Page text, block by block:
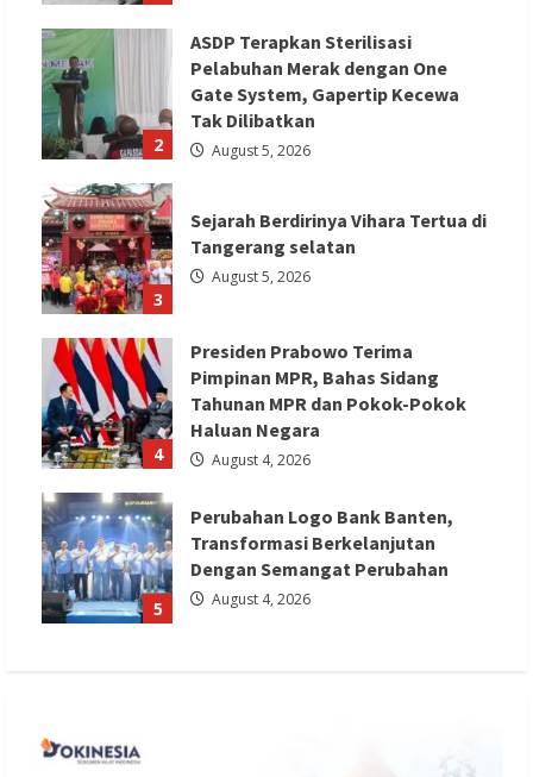
2
ASDP Terapkan Sterilisasi
Pelabuhan Merak dengan One
Gate System, Gapertip Kecewa
Tak Dilibatkan
August 5, 2026
3
Sejarah Berdirinya Vihara Tertua di
Tangerang selatan
August 5, 2026
4
Presiden Prabowo Terima
Pimpinan MPR, Bahas Sidang
Tahunan MPR dan Pokok-Pokok
Haluan Negara
August 4, 2026
5
Perubahan Logo Bank Banten,
Transformasi Berkelanjutan
Dengan Semangat Perubahan
August 4, 2026